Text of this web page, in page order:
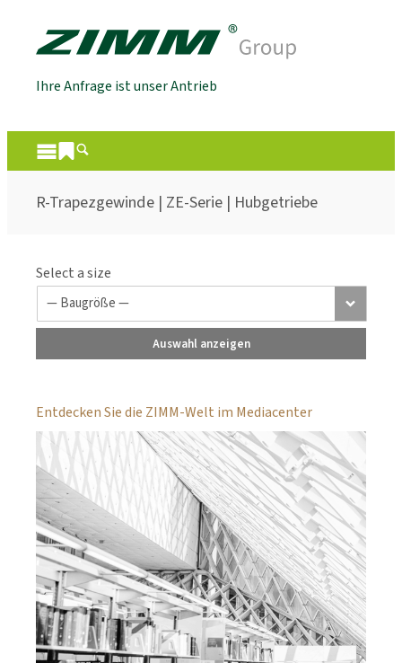
Ihre Anfrage ist unser Antrieb
R-Trapezgewinde | ZE-Serie | Hubgetriebe
Select a size
Auswahl anzeigen
Entdecken Sie die ZIMM-Welt im Mediacenter